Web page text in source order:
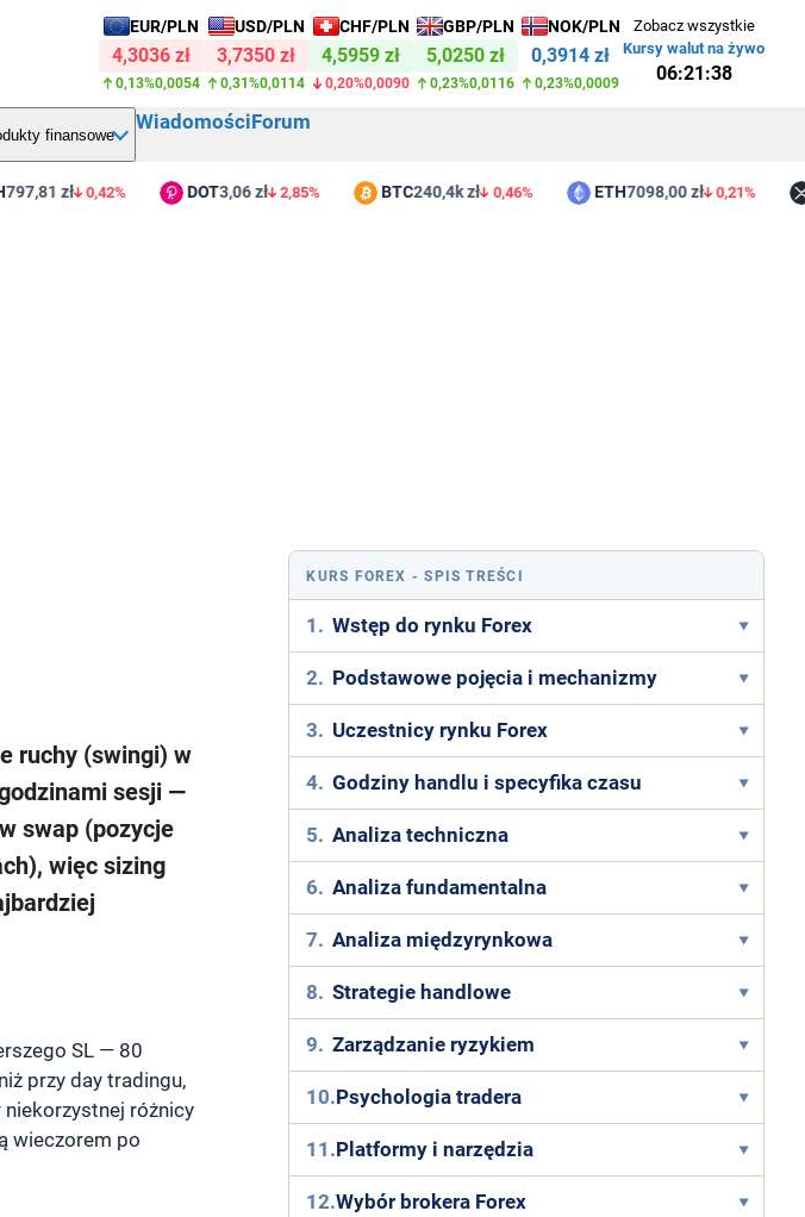
EUR/PLN
4,3036 zł
0,13%0,0054
USD/PLN
3,7350 zł
0,31%0,0114
CHF/PLN
4,5959 zł
0,20%0,0090
GBP/PLN
5,0250 zł
0,23%0,0116
NOK/PLN
0,3914 zł
0,23%0,0009
Zobacz wszystkie
Kursy walut na żywo
06:21:38
finansowe
WiadomościForum
zł 0,42% DOT3,06 zł 2,85% BTC240,4k zł 0,46% ETH 7098,00 zł 0,21%
ruchy (swingi) w
sesji —
swap (pozycje
więc sizing
SL — 80
przy day tradingu,
różnicy
wieczorem po
KURS FOREX - SPIS TREŚCI
1. Wstęp do rynku Forex
2. Podstawowe pojęcia i mechanizmy
3. Uczestnicy rynku Forex
4. Godziny handlu i specyfika czasu
5. Analiza techniczna
6. Analiza fundamentalna
7. Analiza międzyrynkowa
8. Strategie handlowe
9. Zarządzanie ryzykiem
10.Psychologia tradera
11.Platformy i narzędzia
12.Wybór brokera Forex